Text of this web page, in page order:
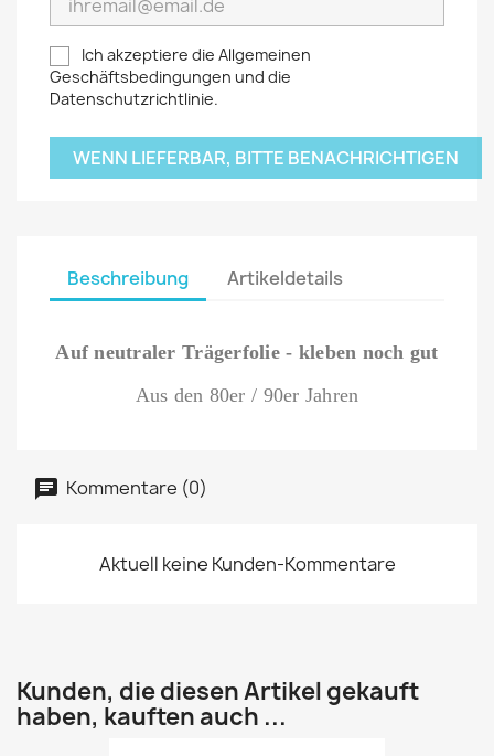
Ich akzeptiere die Allgemeinen
Geschäftsbedingungen und die
Datenschutzrichtlinie.
WENN LIEFERBAR, BITTE BENACHRICHTIGEN
Beschreibung Artikeldetails
Auf neutraler Trägerfolie - kleben noch gut
Aus den 80er / 90er Jahren
Kommentare (0)
Aktuell keine Kunden-Kommentare
Kunden, die diesen Artikel gekauft
haben, kauften auch ...